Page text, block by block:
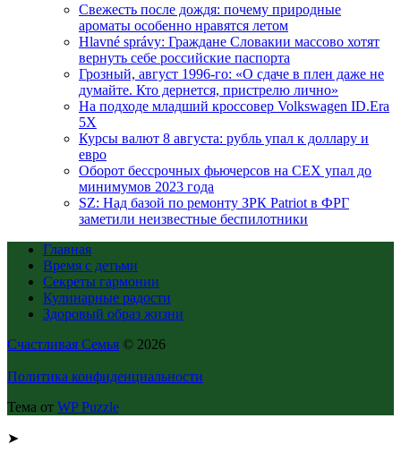
Свежесть после дождя: почему природные
ароматы особенно нравятся летом
Hlavné správy: Граждане Словакии массово хотят
вернуть себе российские паспорта
Грозный, август 1996-го: «О сдаче в плен даже не
думайте. Кто дернется, пристрелю лично»
На подходе младший кроссовер Volkswagen ID.Era
5X
Курсы валют 8 августа: рубль упал к доллару и
евро
Оборот бессрочных фьючерсов на CEX упал до
минимумов 2023 года
SZ: Над базой по ремонту ЗРК Patriot в ФРГ
заметили неизвестные беспилотники
Главная
Время с детьми
Секреты гармонии
Кулинарные радости
Здоровый образ жизни
Счастливая Семья © 2026
Политика конфиденциальности
Тема от WP Puzzle
➤